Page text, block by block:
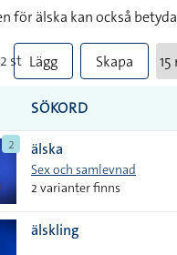
för älska kan också betyda
st Lägg
till
alla i
lista
Skapa
SÖKORD
2 älska
Sex och samlevnad
2 varianter finns
älskling